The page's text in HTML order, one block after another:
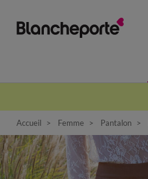
Accueil Femme Pantalon